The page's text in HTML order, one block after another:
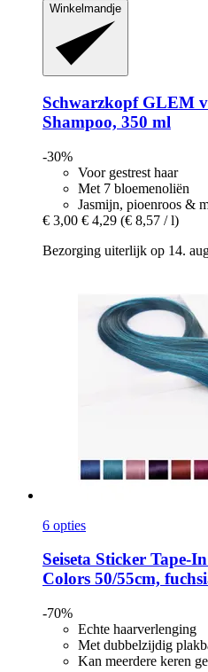
Winkelmandje
SchwarzkopfGLEM
Shampoo, 350 ml
-30%
Voor gestrest haar
Met 7 bloemenoliën
Jasmijn, pioenroos &
€ 3,00 € 4,29 (€ 8,57 / l)
Bezorging uiterlijk op 14.
6 opties
Seiseta Sticker Tape-​
Colors 50/55cm,
-70%
Echte haarverlenging
Met dubbelzijdig
Kan meerdere keren